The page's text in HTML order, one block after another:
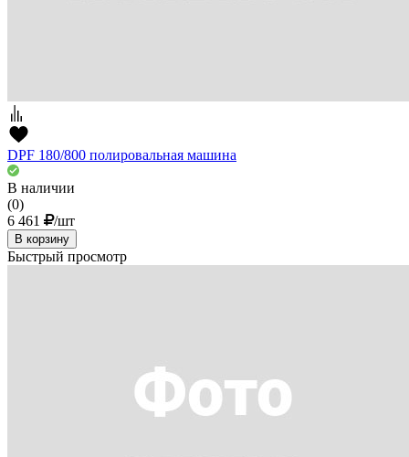
DPF 180/800 полировальная машина
В наличии
(0)
6 461
/шт
В корзину
Быстрый просмотр